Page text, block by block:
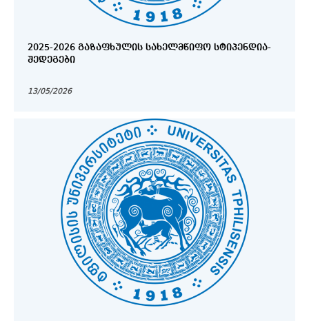
2025-2026 ᲒᲐᲖᲐᲤᲮᲣᲚᲘᲡ ᲡᲐᲮᲔᲚᲛᲬᲘᲤᲝ ᲡᲢᲘᲞᲔᲜᲓᲘᲐ-
ᲨᲔᲓᲔᲒᲔᲑᲘ
13/05/2026